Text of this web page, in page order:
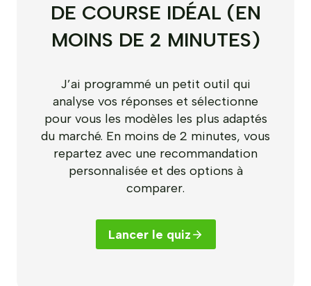
DE COURSE IDÉAL (EN
MOINS DE 2 MINUTES)
J’ai programmé un petit outil qui
analyse vos réponses et sélectionne
pour vous les modèles les plus adaptés
du marché. En moins de 2 minutes, vous
repartez avec une recommandation
personnalisée et des options à
comparer.
Lancer le quiz